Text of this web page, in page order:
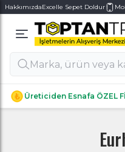
HakkımızdaExcelle Sepet Doldur
Üreticiden Esnafa ÖZEL
Alt Kategoriler
Alt Kategoriler